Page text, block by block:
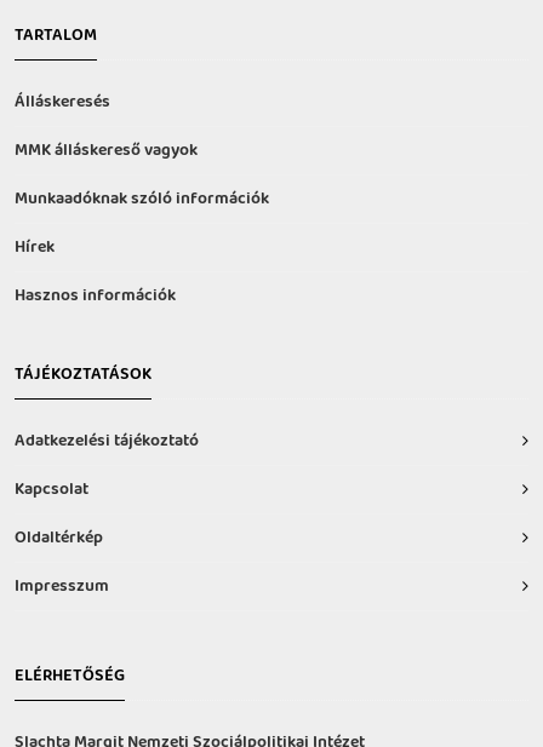
TARTALOM
Álláskeresés
MMK álláskereső vagyok
Munkaadóknak szóló információk
Hírek
Hasznos információk
TÁJÉKOZTATÁSOK
Adatkezelési tájékoztató
Kapcsolat
Oldaltérkép
Impresszum
ELÉRHETŐSÉG